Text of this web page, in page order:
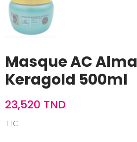
Masque AC Alma
Keragold 500ml
23,520 TND
TTC